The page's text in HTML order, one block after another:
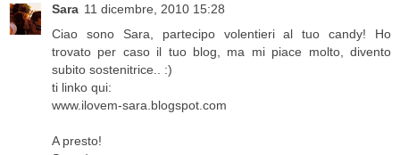
Sara 11 dicembre, 2010 15:28
Ciao sono Sara, partecipo volentieri al tuo candy! Ho
trovato per caso il tuo blog, ma mi piace molto, divento
subito sostenitrice.. :)
ti linko qui:
www.ilovem-sara.blogspot.com
A presto!